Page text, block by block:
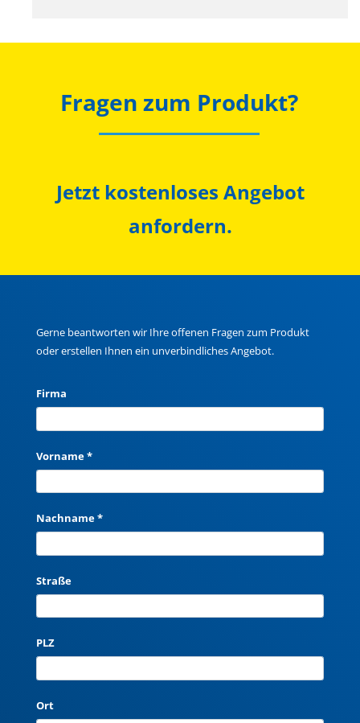
Fragen zum Produkt?
Jetzt kostenloses Angebot
anfordern.
Gerne beantworten wir Ihre offenen Fragen zum Produkt
oder erstellen Ihnen ein unverbindliches Angebot.
Firma
Vorname *
Nachname *
Straße
PLZ
Ort